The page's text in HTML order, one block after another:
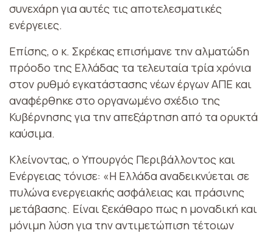
συνεχάρη για αυτές τις αποτελεσματικές
ενέργειες.
Επίσης, ο κ. Σκρέκας επισήμανε την αλματώδη
πρόοδο της Ελλάδας τα τελευταία τρία χρόνια
στον ρυθμό εγκατάστασης νέων έργων ΑΠΕ και
αναφέρθηκε στο οργανωμένο σχέδιο της
Κυβέρνησης για την απεξάρτηση από τα ορυκτά
καύσιμα.
Κλείνοντας, ο Υπουργός Περιβάλλοντος και
Ενέργειας τόνισε: «Η Ελλάδα αναδεικνύεται σε
πυλώνα ενεργειακής ασφάλειας και πράσινης
μετάβασης. Είναι ξεκάθαρο πως η μοναδική και
μόνιμη λύση για την αντιμετώπιση τέτοιων